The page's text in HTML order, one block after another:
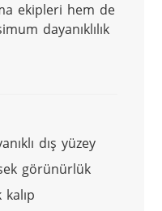
ekipleri hem de
dayanıklılık
dış yüzey
görünürlük